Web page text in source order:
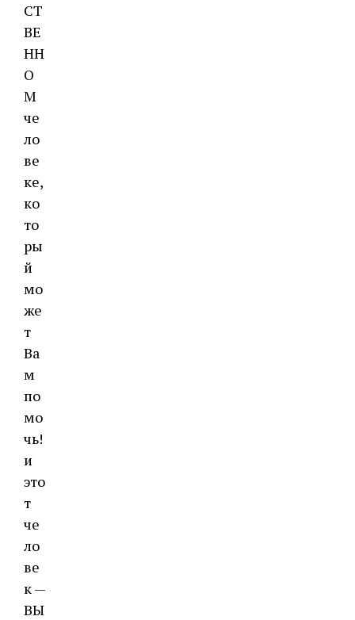
СТ
ВЕ
НН
О
М
че
ло
ве
ке,
ко
то
ры
й
мо
же
т
Ва
м
по
мо
чь!
и
это
т
че
ло
ве
к —
ВЫ